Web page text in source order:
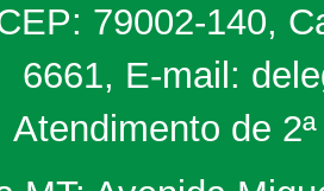
79002-140,
6661, E-mail:
Atendimento de